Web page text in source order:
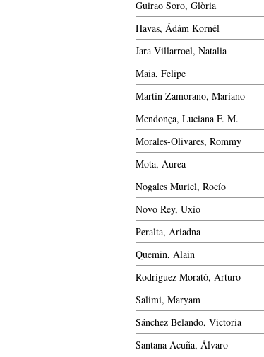
Guirao Soro, Glòria
Havas, Ádám Kornél
Jara Villarroel, Natalia
Maia, Felipe
Martín Zamorano, Mariano
Mendonça, Luciana F. M.
Morales-Olivares, Rommy
Mota, Aurea
Nogales Muriel, Rocío
Novo Rey, Uxío
Peralta, Ariadna
Quemin, Alain
Rodríguez Morató, Arturo
Salimi, Maryam
Sánchez Belando, Victoria
Santana Acuña, Álvaro